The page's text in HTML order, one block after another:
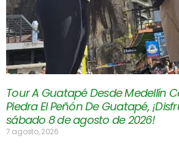
Tour A Guatapé Desde Medellín
Piedra El Peñón De Guatapé,
sábado 8 de agosto de 2026!
7 agosto, 2026